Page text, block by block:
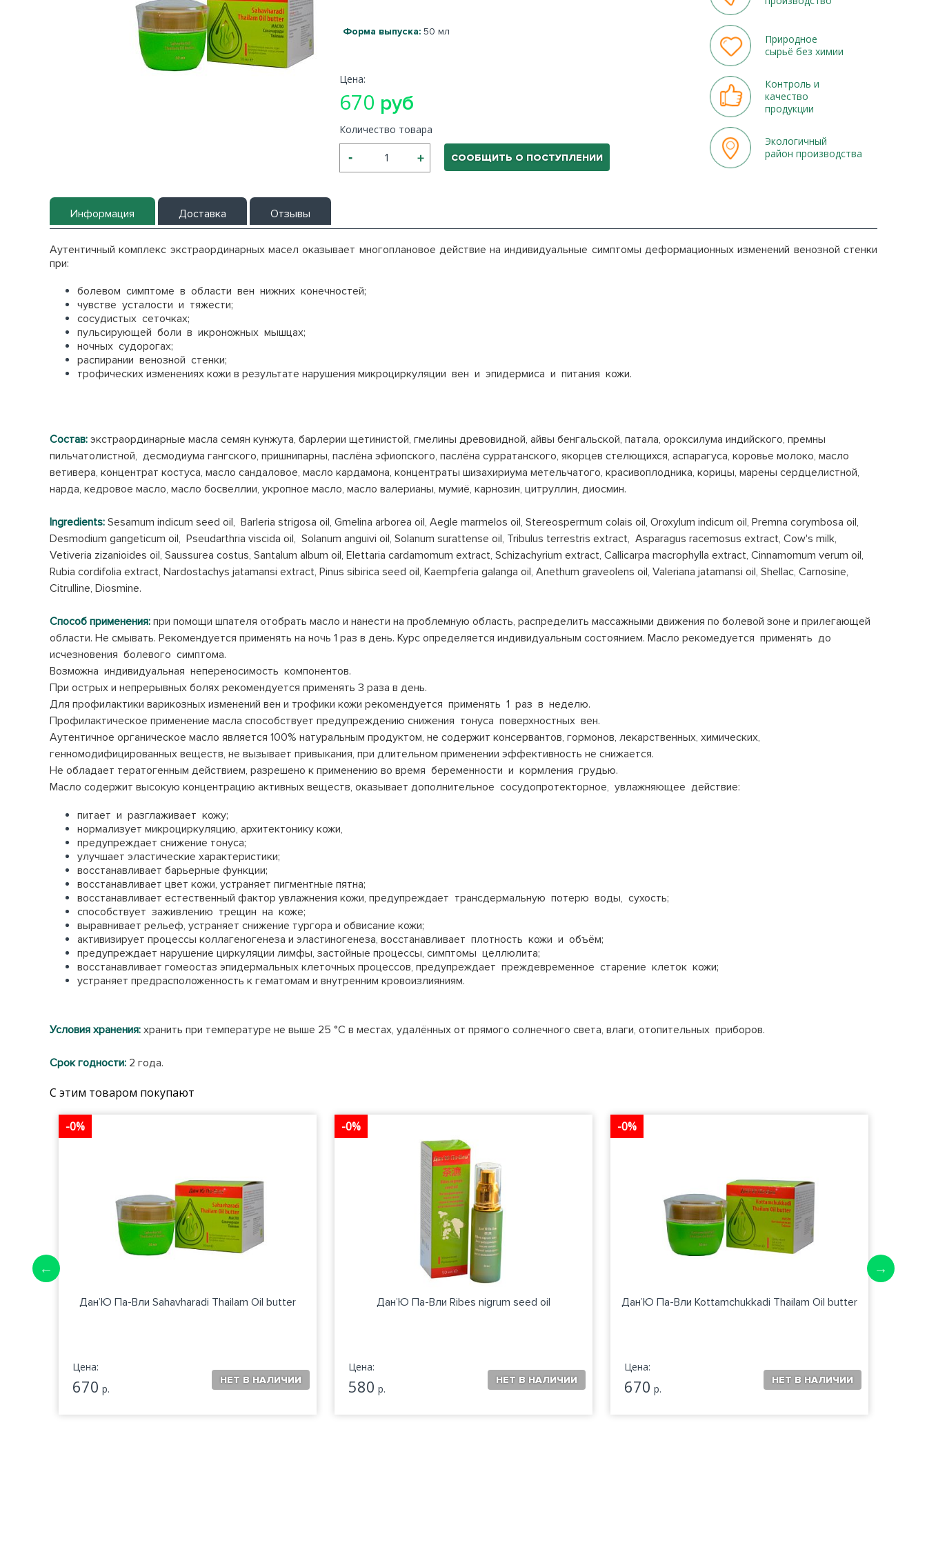
Форма выпуска: 50 мл
Цена:
670 руб
Количество товара
СООБЩИТЬ О ПОСТУПЛЕНИИ
Природное
сырьё без химии
Контроль и
качество
продукции
Экологичный
район производства
Информация Доставка Отзывы
Аутентичный комплекс экстраординарных масел оказывает многоплановое действие на индивидуальные симптомы деформационных изменений венозной стенки
при:
болевом симптоме в области вен нижних конечностей;
чувстве усталости и тяжести;
сосудистых сеточках;
пульсирующей боли в икроножных мышцах;
ночных судорогах;
распирании венозной стенки;
трофических изменениях кожи в результате нарушения микроциркуляции вен и эпидермиса и питания кожи.
Состав: экстраординарные масла семян кунжута, барлерии щетинистой, гмелины древовидной, айвы бенгальской, патала, ороксилума индийского, премны
пильчатолистной, десмодиума гангского, пришнипарны, паслёна эфиопского, паслёна сурратанского, якорцев стелющихся, аспарагуса, коровье молоко, масло
ветивера, концентрат костуса, масло сандаловое, масло кардамона, концентраты шизахириума метельчатого, красивоплодника, корицы, марены сердцелистной,
нарда, кедровое масло, масло босвеллии, укропное масло, масло валерианы, мумиё, карнозин, цитруллин, диосмин.
Ingredients: Sesamum indicum seed oil, Barleria strigosa oil, Gmelina arborea oil, Aegle marmelos oil, Stereospermum colais oil, Oroxylum indicum oil, Premna corymbosa oil,
Desmodium gangeticum oil, Pseudarthria viscida oil, Solanum anguivi oil, Solanum surattense oil, Tribulus terrestris extract, Asparagus racemosus extract, Cow's milk,
Vetiveria zizanioides oil, Saussurea costus, Santalum album oil, Elettaria cardamomum extract, Schizachyrium extract, Callicarpa macrophylla extract, Cinnamomum verum oil,
Rubia cordifolia extract, Nardostachys jatamansi extract, Pinus sibirica seed oil, Kaempferia galanga oil, Anethum graveolens oil, Valeriana jatamansi oil, Shellac, Carnosine,
Citrulline, Diosmine.
Способ применения: при помощи шпателя отобрать масло и нанести на проблемную область, распределить массажными движения по болевой зоне и прилегающей
области. Не смывать. Рекомендуется применять на ночь 1 раз в день. Курс определяется индивидуальным состоянием. Масло рекомедуется применять до
исчезновения болевого симптома.
Возможна индивидуальная непереносимость компонентов.
При острых и непрерывных болях рекомендуется применять 3 раза в день.
Для профилактики варикозных изменений вен и трофики кожи рекомендуется применять 1 раз в неделю.
Профилактическое применение масла способствует предупреждению снижения тонуса поверхностных вен.
Аутентичное органическое масло является 100% натуральным продуктом, не содержит консервантов, гормонов, лекарственных, химических,
генномодифицированных веществ, не вызывает привыкания, при длительном применении эффективность не снижается.
Не обладает тератогенным действием, разрешено к применению во время беременности и кормления грудью.
Масло содержит высокую концентрацию активных веществ, оказывает дополнительное сосудопротекторное, увлажняющее действие:
питает и разглаживает кожу;
нормализует микроциркуляцию, архитектонику кожи,
предупреждает снижение тонуса;
улучшает эластические характеристики;
восстанавливает барьерные функции;
восстанавливает цвет кожи, устраняет пигментные пятна;
восстанавливает естественный фактор увлажнения кожи, предупреждает трансдермальную потерю воды, сухость;
способствует заживлению трещин на коже;
выравнивает рельеф, устраняет снижение тургора и обвисание кожи;
активизирует процессы коллагеногенеза и эластиногенеза, восстанавливает плотность кожи и объём;
предупреждает нарушение циркуляции лимфы, застойные процессы, симптомы целлюлита;
восстанавливает гомеостаз эпидермальных клеточных процессов, предупреждает преждевременное старение клеток кожи;
устраняет предрасположенность к гематомам и внутренним кровоизлияниям.
Условия хранения: хранить при температуре не выше 25 °С в местах, удалённых от прямого солнечного света, влаги, отопительных приборов.
Срок годности: 2 года.
С этим товаром покупают
-0%
Дан’Ю Па-Вли Sahavharadi Thailam Oil butter
Цена:
670 р.
-0%
Дан’Ю Па-Вли Ribes nigrum seed oil
Цена:
580 р.
-0%
Дан’Ю Па-Вли Kottamchukkadi Thailam Oil butter
Цена:
670 р.